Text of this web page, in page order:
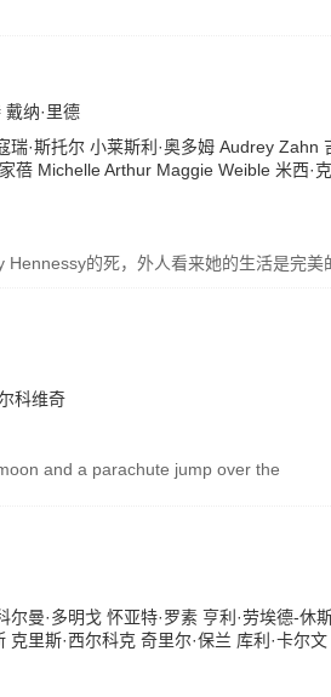
戴纳·里德
瑞·斯托尔 小莱斯利·奥多姆 Audrey Zahn
蓓 Michelle Arthur Maggie Weible 米西·
的死，外人看来她的生活是完
科维奇
and a parachute jump over the
尔曼·多明戈 怀亚特·罗素 亨利·劳埃德-休
克里斯·西尔科克 奇里尔·保兰 库利·卡尔文